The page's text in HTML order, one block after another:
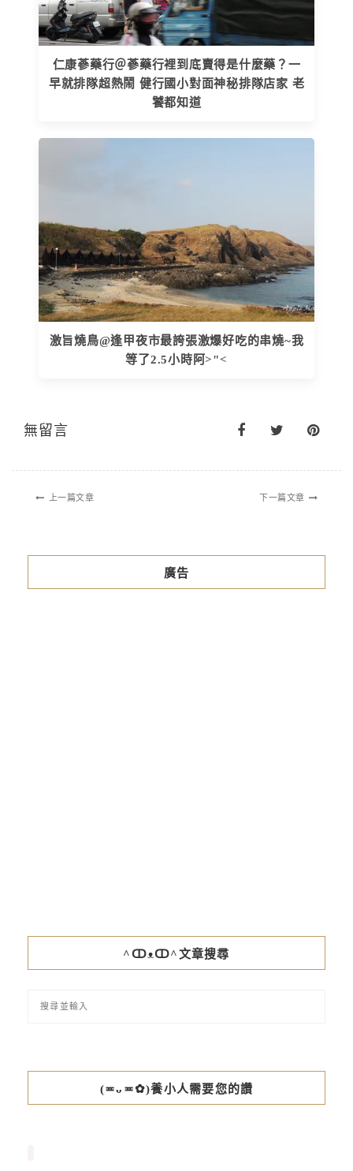
仁康蔘藥行＠蔘藥行裡到底賣得是什麼藥？一
早就排隊超熱鬧 健行國小對面神秘排隊店家 老
饕都知道
激旨燒鳥@逢甲夜市最誇張激爆好吃的串燒~我
等了2.5小時阿>"<
無留言
上一篇文章 下一篇文章
廣告
^ↀᴥↀ^文章搜尋
(≖ᴗ≖✿)養小人需要您的讚